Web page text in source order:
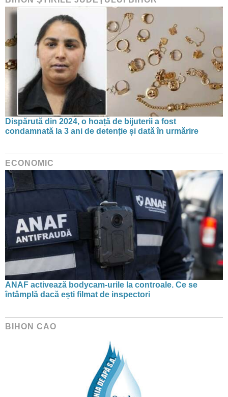
Dispărută din 2024, o hoață de bijuterii a fost
condamnată la 3 ani de detenție și dată în urmărire
ECONOMIC
ANAF activează bodycam-urile la controale. Ce se
întâmplă dacă ești filmat de inspectori
BIHON CAO